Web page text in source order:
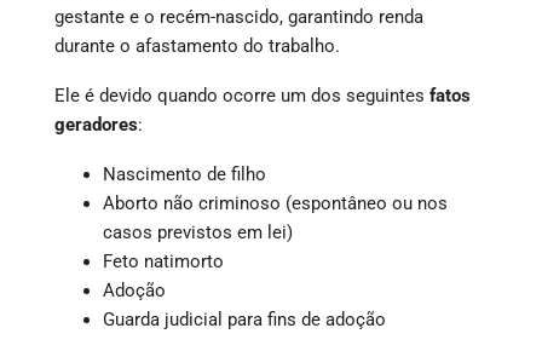
gestante e o recém-nascido, garantindo renda
durante o afastamento do trabalho.
Ele é devido quando ocorre um dos seguintes fatos
geradores:
Nascimento de filho
Aborto não criminoso (espontâneo ou nos
casos previstos em lei)
Feto natimorto
Adoção
Guarda judicial para fins de adoção